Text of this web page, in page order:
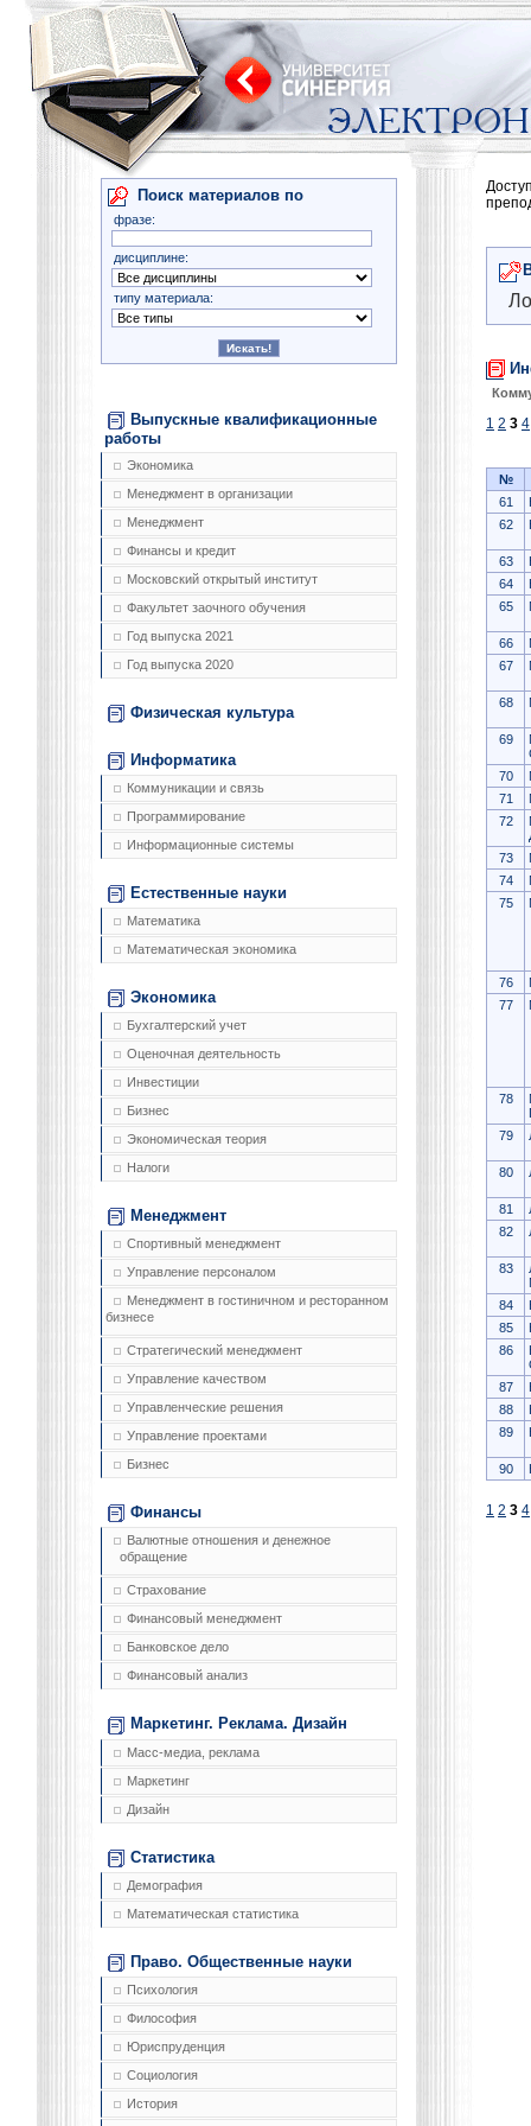
Поиск материалов по
фразе:
дисциплине:
типу материала:
Выпускные квалификационные
работы
Экономика
Менеджмент в организации
Менеджмент
Финансы и кредит
Московский открытый институт
Факультет заочного обучения
Год выпуска 2021
Год выпуска 2020
Физическая культура
Информатика
Коммуникации и связь
Программирование
Информационные системы
Естественные науки
Математика
Математическая экономика
Экономика
Бухгалтерский учет
Оценочная деятельность
Инвестиции
Бизнес
Экономическая теория
Налоги
Менеджмент
Спортивный менеджмент
Управление персоналом
Менеджмент в гостиничном и ресторанном
бизнесе
Стратегический менеджмент
Управление качеством
Управленческие решения
Управление проектами
Бизнес
Финансы
Валютные отношения и денежное
обращение
Страхование
Финансовый менеджмент
Банковское дело
Финансовый анализ
Маркетинг. Реклама. Дизайн
Масс-медиа, реклама
Маркетинг
Дизайн
Статистика
Демография
Математическая статистика
Право. Общественные науки
Психология
Философия
Юриспруденция
Социология
История
1 2 3 4
№
61
62
63
64
65
66
67
68
69
70
71
72
73
74
75
76
77
78
79
80
81
82
83
84
85
86
87
88
89
90
1 2 3 4